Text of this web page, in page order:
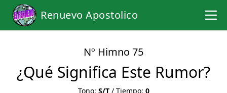
Renuevo Apostolico
Nº Himno 75
¿Qué Significa Este Rumor?
Tono: S/T/ Tiempo: 0